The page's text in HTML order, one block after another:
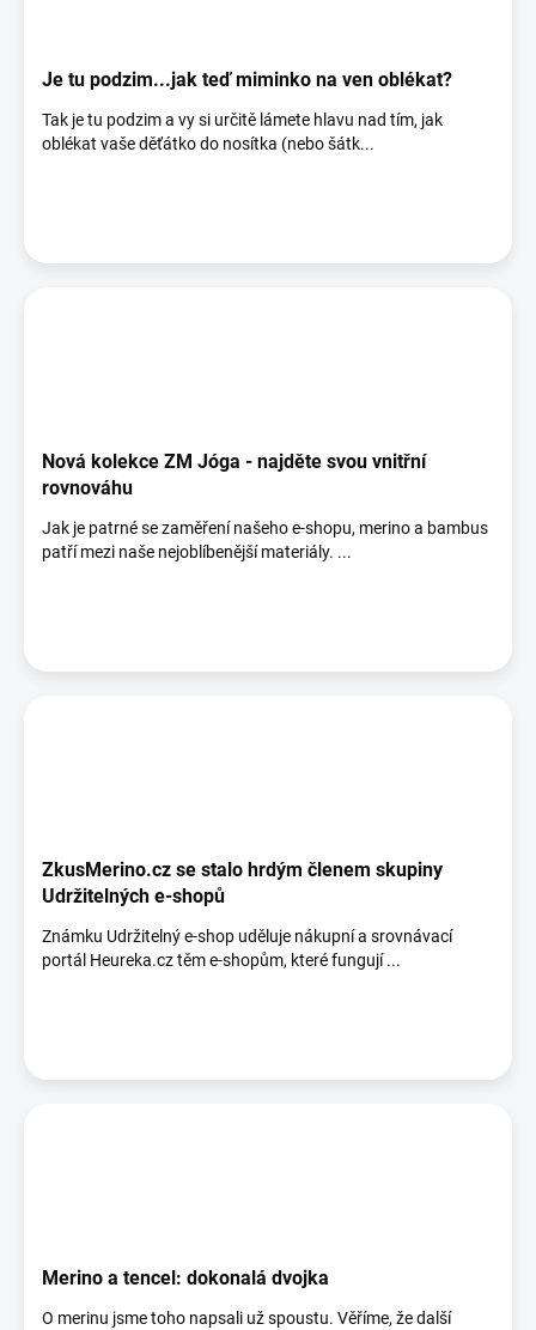
Je tu podzim...jak teď miminko na ven oblékat?
Tak je tu podzim a vy si určitě lámete hlavu nad tím, jak
oblékat vaše děťátko do nosítka (nebo šátk...
Nová kolekce ZM Jóga - najděte svou vnitřní
rovnováhu
Jak je patrné se zaměření našeho e-shopu, merino a bambus
patří mezi naše nejoblíbenější materiály. ...
ZkusMerino.cz se stalo hrdým členem skupiny
Udržitelných e-shopů
Známku Udržitelný e-shop uděluje nákupní a srovnávací
portál Heureka.cz těm e-shopům, které fungují ...
Merino a tencel: dokonalá dvojka
O merinu jsme toho napsali už spoustu. Věříme, že další